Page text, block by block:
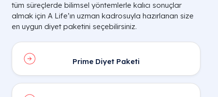
tüm süreçlerde bilimsel yöntemlerle kalıcı sonuçlar
almak için A Life’ın uzman kadrosuyla hazırlanan size
en uygun diyet paketini seçebilirsiniz.
Prime Diyet Paketi